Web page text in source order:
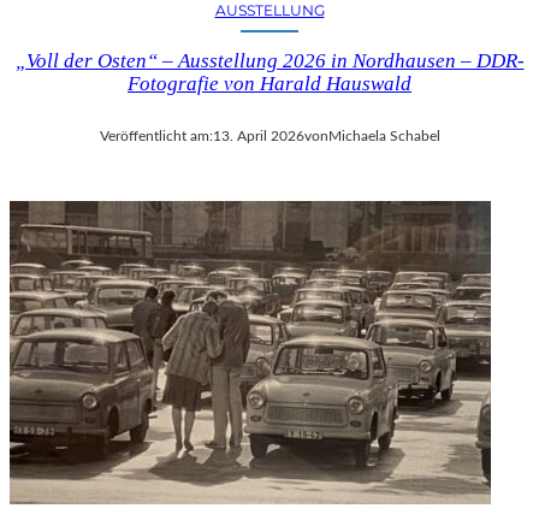
AUSSTELLUNG
„Voll der Osten“ – Ausstellung 2026 in Nordhausen – DDR-
Fotografie von Harald Hauswald
Veröffentlicht am:13. April 2026von Michaela Schabel